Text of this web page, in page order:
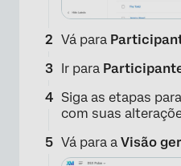
Vá para
Ir para
Siga as etapas para
com suas
Vá para a Visão